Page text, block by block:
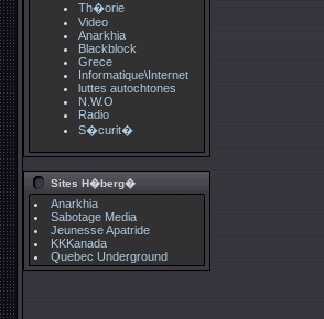
Th�orie
Video
Anarkhia
Blackblock
Grece
Informatique\Internet
luttes autochtones
N.W.O
Radio
S�curit�
Sites H�berg�
Anarkhia
Sabotage Media
Jeunesse Apatride
KKKanada
Quebec Underground